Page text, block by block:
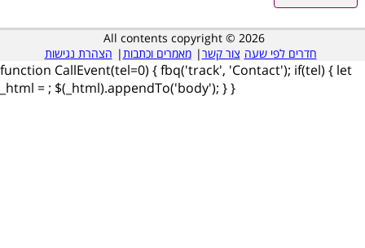
All contents copyright © 2026
חדרים לפי שעה צור קשר| מאמרים וכתבות| הצהרת נגישות
function CallEvent(tel=0) { fbq('track', 'Contact'); if(tel) { let
_html = ; $(_html).appendTo('body'); } }